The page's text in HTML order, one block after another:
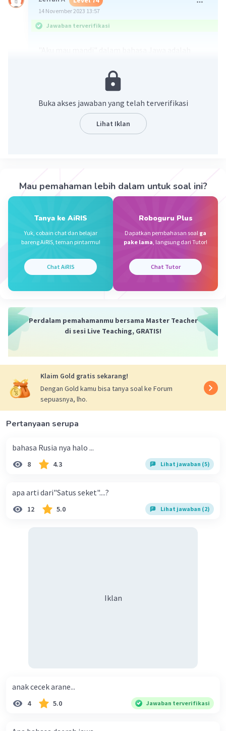
14 November 2023 13:57
Jawaban terverifikasi
Kata "mandi" dalam bahasa Jawa adalah
"adus/papung/pakpung". Bahasa Jawa halus atau
basa krama inggilnya mandi adalah "siram". Kata
"adus" digunakan untuk diri sendiri atau teman
"Awakmu wes adus ta?"
"Sampean sampun iyam?"
"Panjenengan sampun siram?"
Iklan
SOFIA S Level 16
14 November 2023 12:55
Beri Rating ·0.0(0) Balas
Buka akses jawaban yang telah terverifikasi
Lihat Iklan
Mau pemahaman lebih dalam untuk soal ini?
Tanya ke AiRIS
Yuk, cobain chat dan belajar
bareng AiRIS, teman pintarmu!
Chat AiRIS
Roboguru Plus
Dapatkan pembahasan soal ga
pake lama, langsung dari Tutor!
Chat Tutor
Perdalam pemahamanmu bersama Master Teacher
di sesi Live Teaching, GRATIS!
Klaim Gold gratis sekarang!
Dengan Gold kamu bisa tanya soal ke Forum
sepuasnya, lho.
Pertanyaan serupa
bahasa Rusia nya halo ...
8 4.3 Lihat jawaban (5)
apa arti dari"Satus seket"....?
12 5.0 Lihat jawaban (2)
Iklan
anak cecek arane...
4 5.0 Jawaban terverifikasi